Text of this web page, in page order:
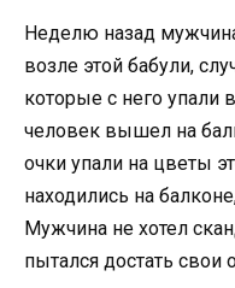
Неделю назад
возле этой бабули,
которые с него упали
человек вышел на
очки упали на цветы
находились на
Мужчина не хотел
пытался достать